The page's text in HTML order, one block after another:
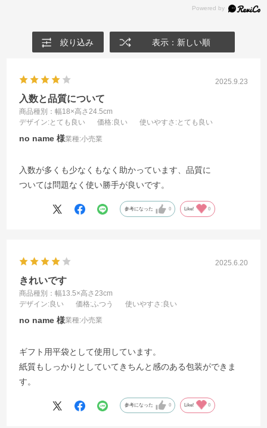
絞り込み 表示：新しい順
2025.9.23
入数と品質について
商品種別：幅18×高さ24.5cm
デザイン:とても良い 価格:良い 使いやすさ :とても良い
no name 業種:小売業
入数が多くも少なくもなく助かっています、品質に
ついては問題なく使い勝手が良いです。
参考になった 0 Like! 0
2025.6.20
きれいです
商品種別：幅13.5×高さ23cm
デザイン:良い 価格:ふつう 使いやすさ :良い
no name 業種:小売業
ギフト用平袋として使用しています。
紙質もしっかりとしていてきちんと感のある包装ができま
す。
参考になった 0 Like! 0